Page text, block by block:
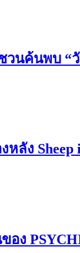
วนค้นพบ
ลัง Sheep
อง